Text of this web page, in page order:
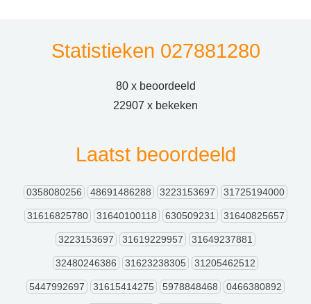
Statistieken 027881280
80 x beoordeeld
22907 x bekeken
Laatst beoordeeld
0358080256 48691486288 3223153697 31725194000
31616825780 31640100118 630509231 31640825657
3223153697 31619229957 31649237881
32480246386 31623238305 31205462512
5447992697 31615414275 5978848468 0466380892